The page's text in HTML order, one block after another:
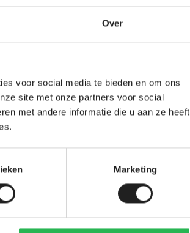
Over
voor social media te bieden en om ons
site met onze partners voor social
met andere informatie die u aan ze heeft
Marketing
) — fixpoints
voor de vorm en
voetenset netjes en veilig op